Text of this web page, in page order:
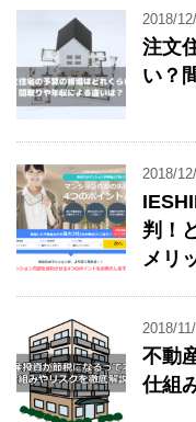
2018/
注文
い？
2018/
判！
メリ
2018/
不動
仕組